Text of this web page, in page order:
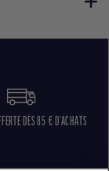
DÈS 85 € D'ACHATS